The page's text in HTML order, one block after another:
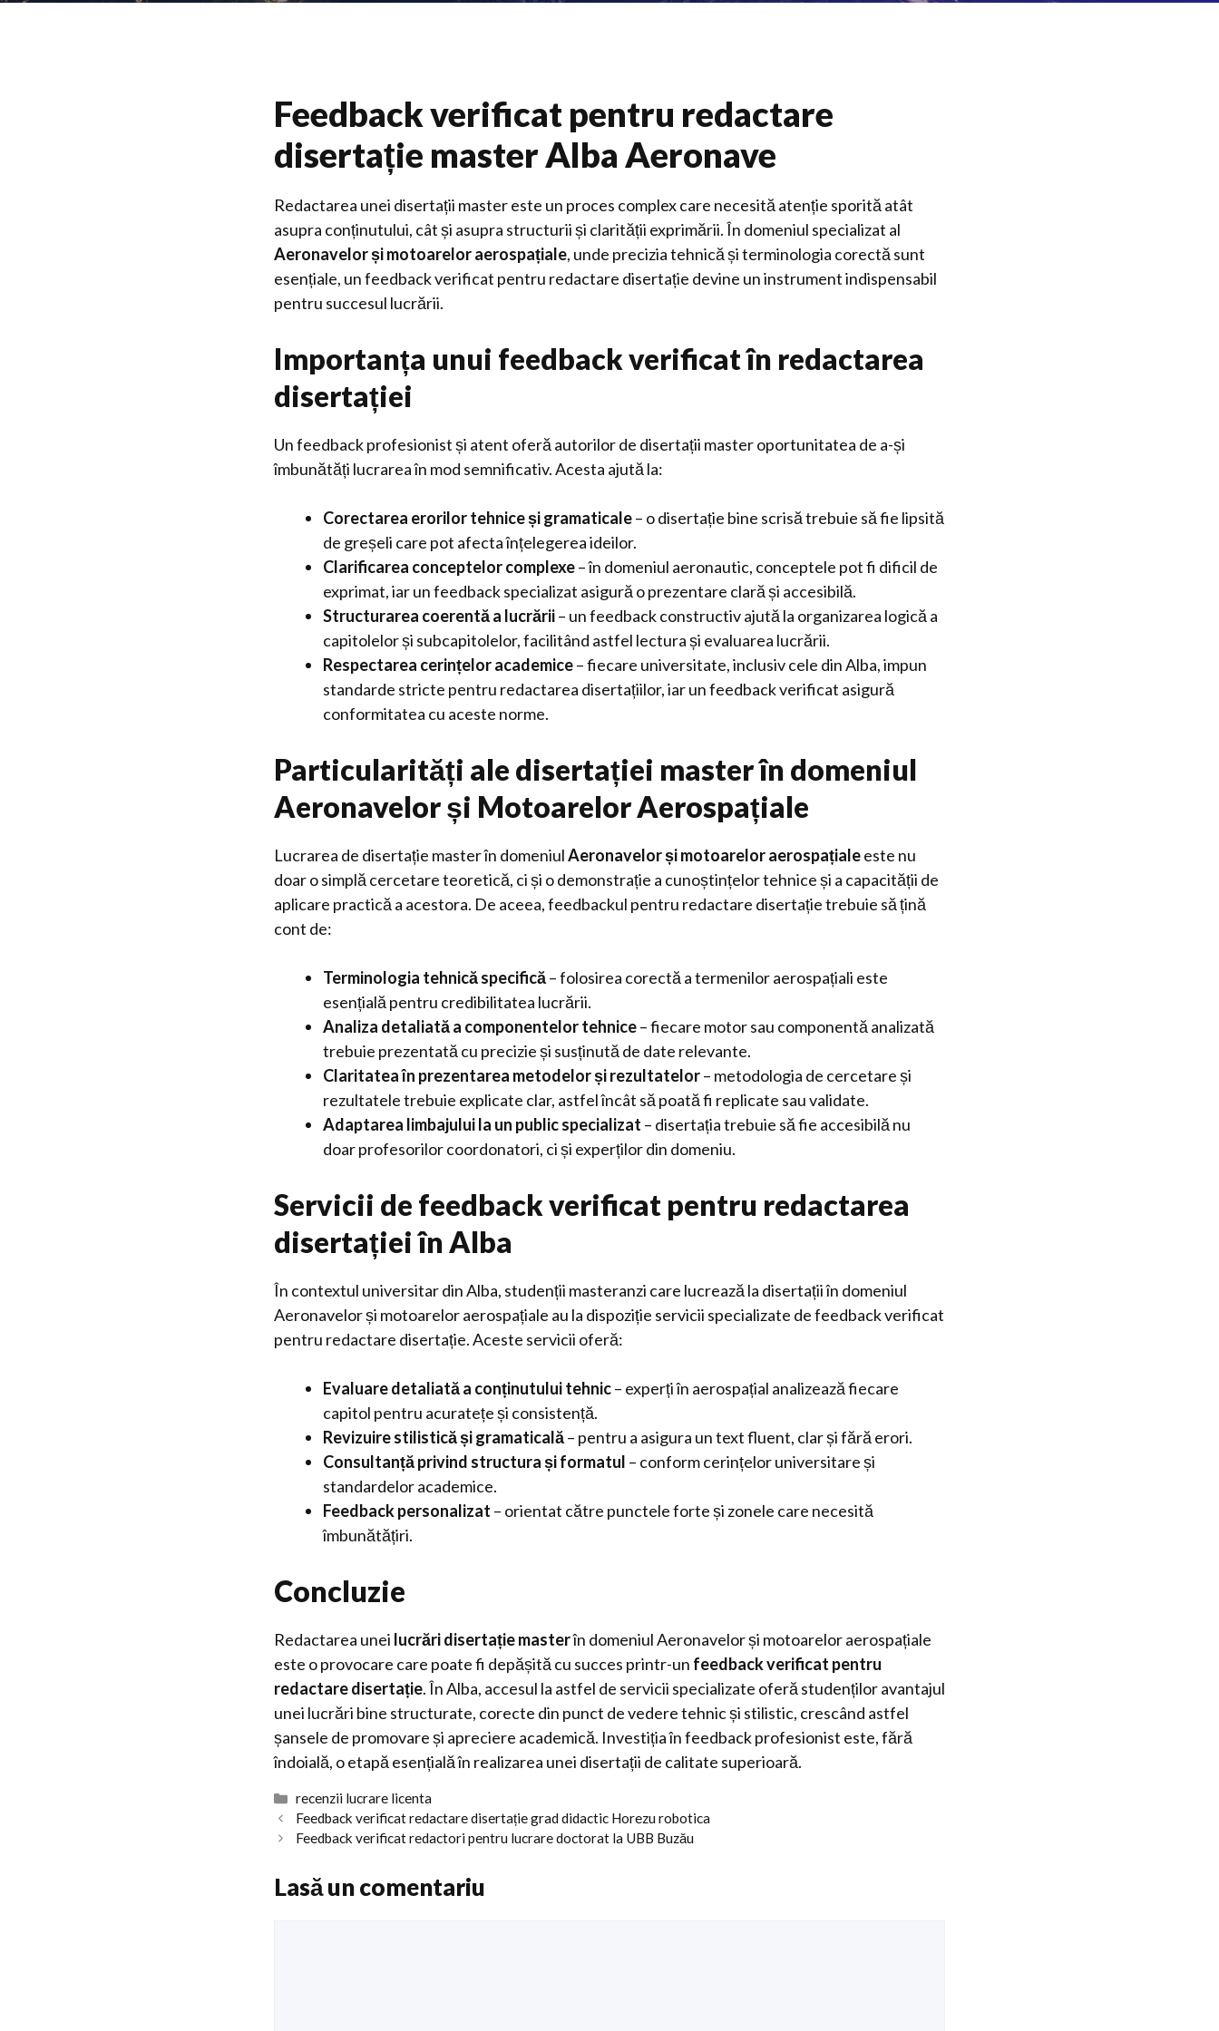
Feedback verificat pentru redactare
disertație master Alba Aeronave
Redactarea unei disertații master este un proces complex care necesită atenție sporită atât
asupra conținutului, cât și asupra structurii și clarității exprimării. În domeniul specializat al
Aeronavelor și motoarelor aerospațiale, unde precizia tehnică și terminologia corectă sunt
esențiale, un feedback verificat pentru redactare disertație devine un instrument indispensabil
pentru succesul lucrării.
Importanța unui feedback verificat în redactarea
disertației
Un feedback profesionist și atent oferă autorilor de disertații master oportunitatea de a-și
îmbunătăți lucrarea în mod semnificativ. Acesta ajută la:
Corectarea erorilor tehnice și gramaticale– o disertație bine scrisă trebuie să fie lipsită
de greșeli care pot afecta înțelegerea ideilor.
Clarificarea conceptelor complexe– în domeniul aeronautic, conceptele pot fi dificil de
exprimat, iar un feedback specializat asigură o prezentare clară și accesibilă.
Structurarea coerentă a lucrării– un feedback constructiv ajută la organizarea logică a
capitolelor și subcapitolelor, facilitând astfel lectura și evaluarea lucrării.
Respectarea cerințelor academice– fiecare universitate, inclusiv cele din Alba, impun
standarde stricte pentru redactarea disertațiilor, iar un feedback verificat asigură
conformitatea cu aceste norme.
Particularități ale disertației master în domeniul
Aeronavelor și Motoarelor Aerospațiale
Lucrarea de disertație master în domeniulAeronavelor și motoarelor aerospațialeeste nu
doar o simplă cercetare teoretică, ci și o demonstrație a cunoștințelor tehnice și a capacității de
aplicare practică a acestora. De aceea, feedbackul pentru redactare disertație trebuie să țină
cont de:
Terminologia tehnică specifică– folosirea corectă a termenilor aerospațiali este
esențială pentru credibilitatea lucrării.
Analiza detaliată a componentelor tehnice– fiecare motor sau componentă analizată
trebuie prezentată cu precizie și susținută de date relevante.
Claritatea în prezentarea metodelor și rezultatelor– metodologia de cercetare și
rezultatele trebuie explicate clar, astfel încât să poată fi replicate sau validate.
Adaptarea limbajului la un public specializat – disertația trebuie să fie accesibilă nu
doar profesorilor coordonatori, ci și experților din domeniu.
Servicii de feedback verificat pentru redactarea
disertației în Alba
În contextul universitar din Alba, studenții masteranzi care lucrează la disertații în domeniul
Aeronavelor și motoarelor aerospațiale au la dispoziție servicii specializate de feedback verificat
pentru redactare disertație. Aceste servicii oferă:
Evaluare detaliată a conținutului tehnic– experți în aerospațial analizează fiecare
capitol pentru acuratețe și consistență.
Revizuire stilistică și gramaticală– pentru a asigura un text fluent, clar și fără erori.
Consultanță privind structura și formatul – conform cerințelor universitare și
standardelor academice.
Feedback personalizat – orientat către punctele forte și zonele care necesită
îmbunătățiri.
Concluzie
Redactarea unei lucrări disertație masterîn domeniul Aeronavelor și motoarelor aerospațiale
este o provocare care poate fi depășită cu succes printr-un feedback verificat pentru
redactare disertație. În Alba, accesul la astfel de servicii specializate oferă studenților avantajul
unei lucrări bine structurate, corecte din punct de vedere tehnic și stilistic, crescând astfel
șansele de promovare și apreciere academică. Investiția în feedback profesionist este, fără
îndoială, o etapă esențială în realizarea unei disertații de calitate superioară.
Categorii
recenzii lucrare licenta
Feedback verificat redactare disertație grad didactic Horezu robotica
Feedback verificat redactori pentru lucrare doctorat la UBB Buzău
Lasă un comentariu